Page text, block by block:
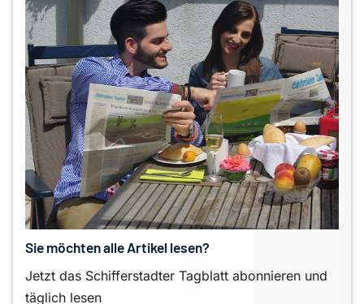
Sie möchten alle Artikel lesen?
Jetzt das Schifferstadter Tagblatt abonnieren und
täglich lesen